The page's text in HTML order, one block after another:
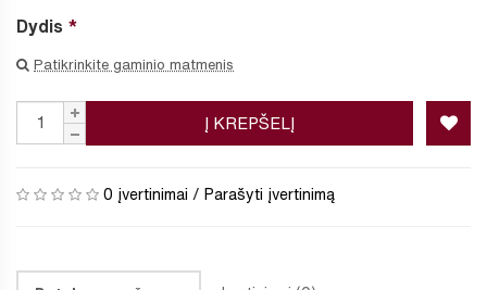
Dydis
Patikrinkite gaminio matmenis
Į KREPŠELĮ
0 įvertinimai / Parašyti įvertinimą